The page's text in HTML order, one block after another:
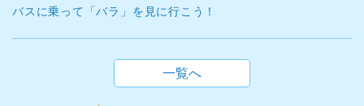
一覧へ
バスに乗って「バラ」を見に行こう！